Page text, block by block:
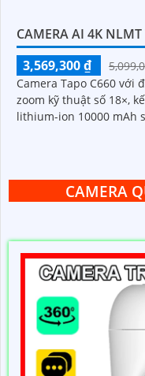
CAMERA AI 4K
3,569,300 ₫
Camera Tapo C660 với
zoom kỹ thuật số 18×,
lithium-ion 10000 mAh
CAMERA